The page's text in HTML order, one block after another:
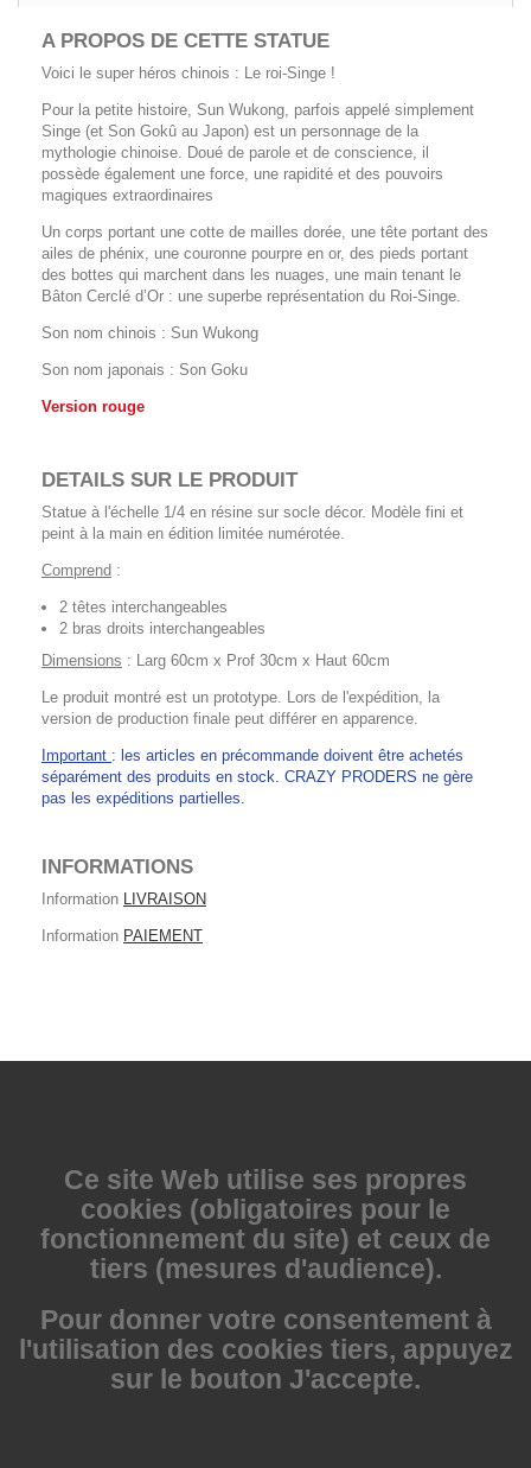
A PROPOS DE CETTE STATUE
Voici le super héros chinois : Le roi-Singe !
Pour la petite histoire, Sun Wukong, parfois appelé simplement
Singe (et Son Gokû au Japon) est un personnage de la
mythologie chinoise. Doué de parole et de conscience, il
possède également une force, une rapidité et des pouvoirs
magiques extraordinaires
Un corps portant une cotte de mailles dorée, une tête portant des
ailes de phénix, une couronne pourpre en or, des pieds portant
des bottes qui marchent dans les nuages, une main tenant le
Bâton Cerclé d’Or : une superbe représentation du Roi-Singe.
Son nom chinois : Sun Wukong
Son nom japonais : Son Goku
Version rouge
DETAILS SUR LE PRODUIT
Statue à l'échelle 1/4 en résine sur socle décor. Modèle fini et
peint à la main en édition limitée numérotée.
Comprend :
2 têtes interchangeables
2 bras droits interchangeables
Dimensions : Larg 60cm x Prof 30cm x Haut 60cm
Le produit montré est un prototype. Lors de l'expédition, la
version de production finale peut différer en apparence.
Important : les articles en précommande doivent être achetés
séparément des produits en stock. CRAZY PRODERS ne gère
pas les expéditions partielles.
INFORMATIONS
Information LIVRAISON
Information PAIEMENT
Ce site Web utilise ses propres
cookies (obligatoires pour le
fonctionnement du site) et ceux de
tiers (mesures d'audience).
Pour donner votre consentement à
l'utilisation des cookies tiers, appuyez
sur le bouton J'accepte.